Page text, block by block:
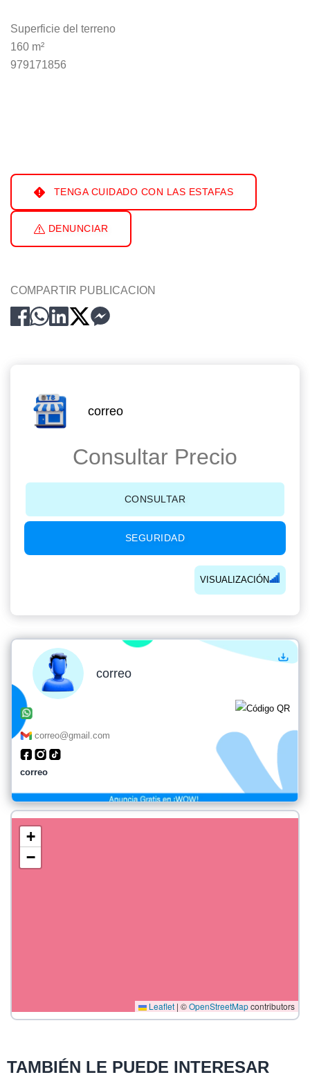
Superficie del terreno
160 m²
979171856
TENGA CUIDADO CON LAS ESTAFAS
DENUNCIAR
COMPARTIR PUBLICACION
correo
Consultar Precio
CONSULTAR
SEGURIDAD
VISUALIZACIÓN
correo
correo@gmail.com
correo
+
−
Leaflet | ©OpenStreetMapcontributors
TAMBIÉN LE PUEDE INTERESAR